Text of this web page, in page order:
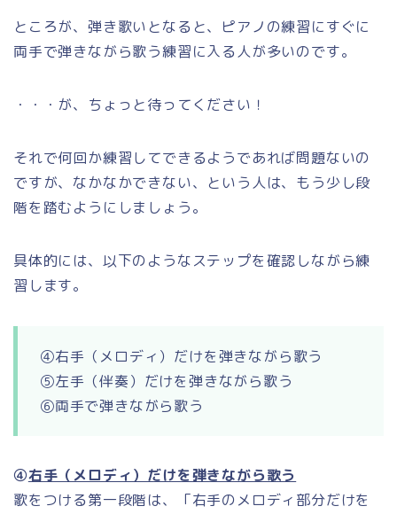
ところが、弾き歌いとなると、ピアノの練習にすぐに
両手で弾きながら歌う練習に入る人が多いのです。
・・・が、ちょっと待ってください！
それで何回か練習してできるようであれば問題ないの
ですが、なかなかできない、という人は、もう少し段
階を踏むようにしましょう。
具体的には、以下のようなステップを確認しながら練
習します。
④右手（メロディ）だけを弾きながら歌う
⑤左手（伴奏）だけを弾きながら歌う
⑥両手で弾きながら歌う
④右手（メロディ）だけを弾きながら歌う
歌をつける第一段階は、「右手のメロディ部分だけを